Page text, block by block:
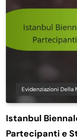
Evidenziazioni Della
Istanbul
Partecipanti e